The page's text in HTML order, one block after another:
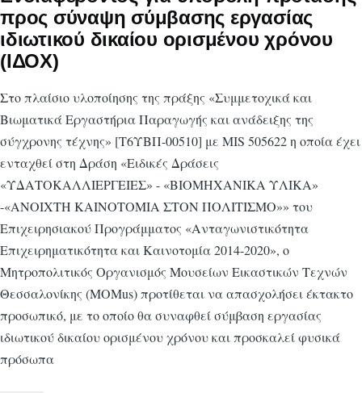
προς σύναψη σύμβασης εργασίας
ιδιωτικού δικαίου ορισμένου χρόνου
(ΙΔΟΧ)
Στο πλαίσιο υλοποίησης της πράξης «Συμμετοχικά και
Βιωματικά Εργαστήρια Παραγωγής και ανάδειξης της
σύγχρονης τέχνης» [Τ6ΥΒΠ-00510] με MIS 505622 η οποία έχει
ενταχθεί στη Δράση «Ειδικές Δράσεις
«ΥΔΑΤΟΚΑΛΛΙΕΡΓΕΙΕΣ» - «ΒΙΟΜΗΧΑΝΙΚΑ ΥΛΙΚΑ»
-«ΑΝΟΙΧΤΗ ΚΑΙΝΟΤΟΜΙΑ ΣΤΟΝ ΠΟΛΙΤΙΣΜΟ»» του
Επιχειρησιακού Προγράμματος «Ανταγωνιστικότητα
Επιχειρηματικότητα και Καινοτομία 2014-2020», ο
Μητροπολιτικός Οργανισμός Μουσείων Εικαστικών Τεχνών
Θεσσαλονίκης (MOMus) προτίθεται να απασχολήσει έκτακτο
προσωπικό, με το οποίο θα συναφθεί σύμβαση εργασίας
ιδιωτικού δικαίου ορισμένου χρόνου και προσκαλεί φυσικά
πρόσωπα